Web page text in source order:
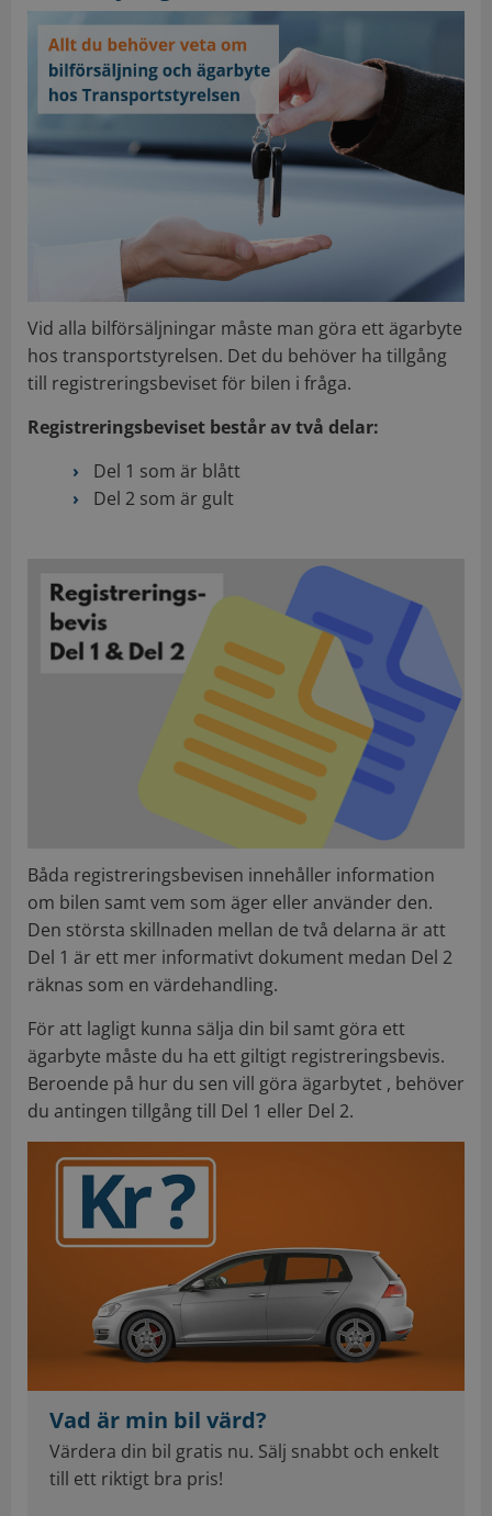
Vid alla bilförsäljningar måste man göra ett ägarbyte
hos transportstyrelsen. Det du behöver ha tillgång
till registreringsbeviset för bilen i fråga.
Registreringsbeviset består av två delar:
Del 1 som är blått
Del 2 som är gult
Båda registreringsbevisen innehåller information
om bilen samt vem som äger eller använder den.
Den största skillnaden mellan de två delarna är att
Del 1 är ett mer informativt dokument medan Del 2
räknas som en värdehandling.
För att lagligt kunna sälja din bil samt göra ett
ägarbyte måste du ha ett giltigt registreringsbevis.
Beroende på hur du sen vill göra ägarbytet , behöver
du antingen tillgång till Del 1 eller Del 2.
Vad är min bil värd?
Värdera din bil gratis nu. Sälj snabbt och enkelt
till ett riktigt bra pris!